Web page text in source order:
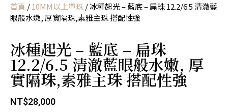
首頁 /10MM以上單珠/ 冰種起光 – 藍底 – 扁珠 12.2/6.5 清澈藍
眼般水嫩, 厚實隔珠,素雅主珠 搭配性強
冰種起光 – 藍底 – 扁珠
12.2/6.5 清澈藍眼般水嫩, 厚
實隔珠,素雅主珠 搭配性強
NT$28,000